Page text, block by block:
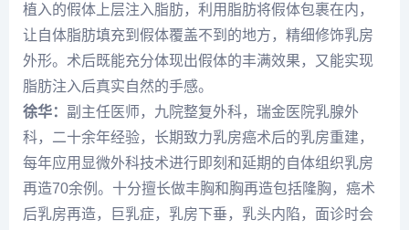
植入的假体上层注入脂肪，利用脂肪将假体包裹在内，
让自体脂肪填充到假体覆盖不到的地方，精细修饰乳房
外形。术后既能充分体现出假体的丰满效果，又能实现
脂肪注入后真实自然的手感。
徐华： 副主任医师，九院整复外科，瑞金医院乳腺外
科，二十余年经验，长期致力乳房癌术后的乳房重建，
每年应用显微外科技术进行即刻和延期的自体组织乳房
再造70余例。十分擅长做丰胸和胸再造包括隆胸，癌术
后乳房再造，巨乳症，乳房下垂，乳头内陷，面诊时会